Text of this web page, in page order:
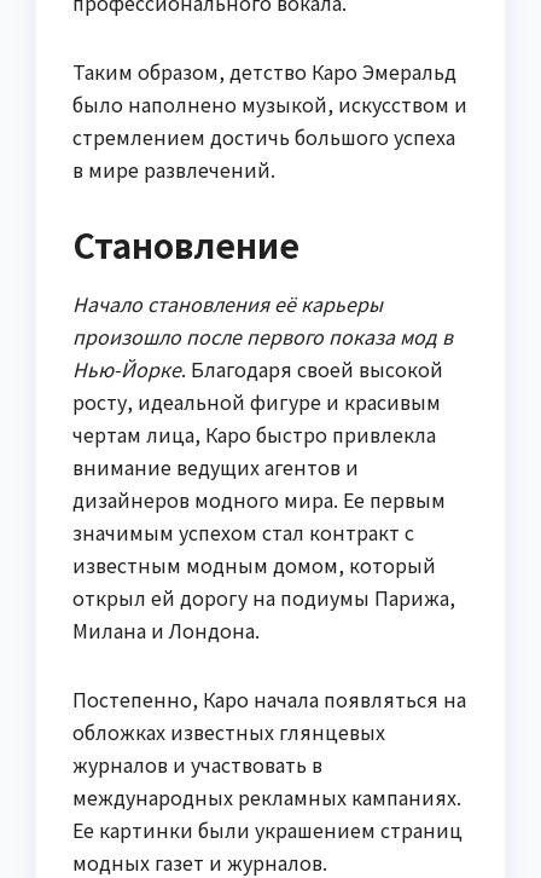
Таким образом, детство Каро Эмеральд
было наполнено музыкой, искусством и
стремлением достичь большого успеха
в мире развлечений.
Становление
Начало становления её карьеры
произошло после первого показа мод в
Нью-Йорке. Благодаря своей высокой
росту, идеальной фигуре и красивым
чертам лица, Каро быстро привлекла
внимание ведущих агентов и
дизайнеров модного мира. Ее первым
значимым успехом стал контракт с
известным модным домом, который
открыл ей дорогу на подиумы Парижа,
Милана и Лондона.
Постепенно, Каро начала появляться на
обложках известных глянцевых
журналов и участвовать в
международных рекламных кампаниях.
Ее картинки были украшением страниц
модных газет и журналов.